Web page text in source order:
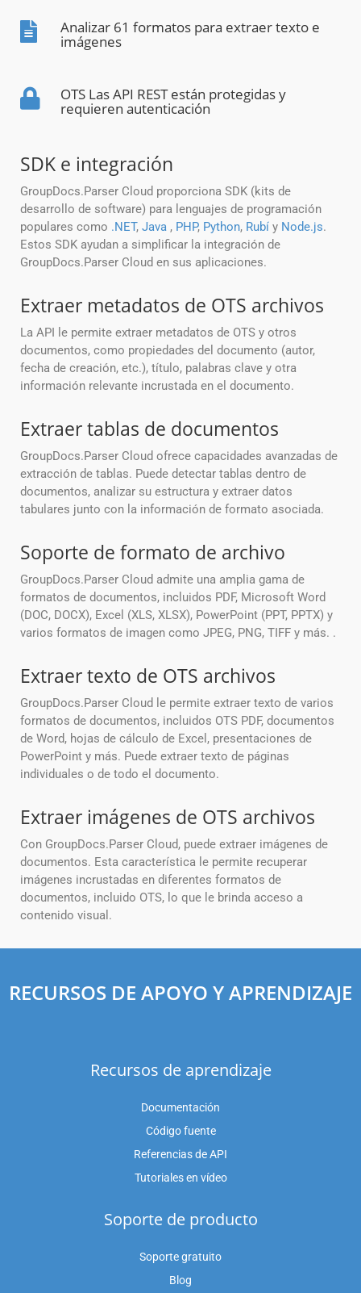
Analizar 61 formatos para extraer texto e
imágenes
OTS Las API REST están protegidas y
requieren autenticación
SDK e integración
GroupDocs.Parser Cloud proporciona SDK (kits de
desarrollo de software) para lenguajes de programación
populares como .NET, Java , PHP, Python, Rubí y Node.js.
Estos SDK ayudan a simplificar la integración de
GroupDocs.Parser Cloud en sus aplicaciones.
Extraer metadatos de OTS archivos
La API le permite extraer metadatos de OTS y otros
documentos, como propiedades del documento (autor,
fecha de creación, etc.), título, palabras clave y otra
información relevante incrustada en el documento.
Extraer tablas de documentos
GroupDocs.Parser Cloud ofrece capacidades avanzadas de
extracción de tablas. Puede detectar tablas dentro de
documentos, analizar su estructura y extraer datos
tabulares junto con la información de formato asociada.
Soporte de formato de archivo
GroupDocs.Parser Cloud admite una amplia gama de
formatos de documentos, incluidos PDF, Microsoft Word
(DOC, DOCX), Excel (XLS, XLSX), PowerPoint (PPT, PPTX) y
varios formatos de imagen como JPEG, PNG, TIFF y más. .
Extraer texto de OTS archivos
GroupDocs.Parser Cloud le permite extraer texto de varios
formatos de documentos, incluidos OTS PDF, documentos
de Word, hojas de cálculo de Excel, presentaciones de
PowerPoint y más. Puede extraer texto de páginas
individuales o de todo el documento.
Extraer imágenes de OTS archivos
Con GroupDocs.Parser Cloud, puede extraer imágenes de
documentos. Esta característica le permite recuperar
imágenes incrustadas en diferentes formatos de
documentos, incluido OTS, lo que le brinda acceso a
contenido visual.
RECURSOS DE APOYO Y APRENDIZAJE
Recursos de aprendizaje
Documentación
Código fuente
Referencias de API
Tutoriales en vídeo
Soporte de producto
Soporte gratuito
Blog